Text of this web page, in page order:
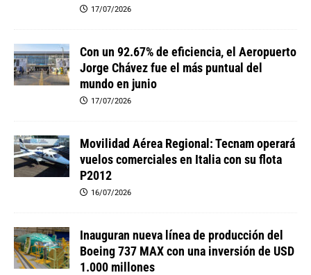
17/07/2026
Con un 92.67% de eficiencia, el Aeropuerto
Jorge Chávez fue el más puntual del
mundo en junio
17/07/2026
Movilidad Aérea Regional: Tecnam operará
vuelos comerciales en Italia con su flota
P2012
16/07/2026
Inauguran nueva línea de producción del
Boeing 737 MAX con una inversión de USD
1.000 millones